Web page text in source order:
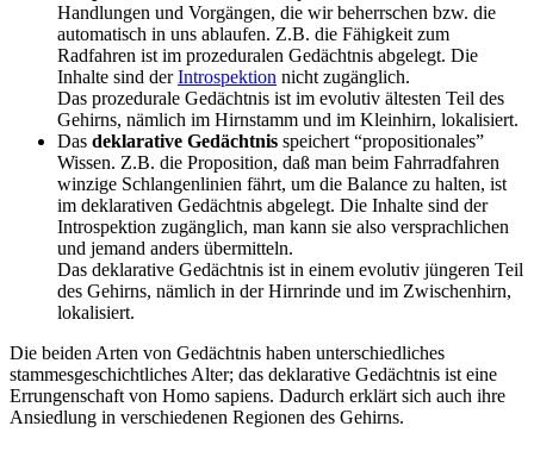
Handlungen und Vorgängen, die wir beherrschen bzw. die
automatisch in uns ablaufen. Z.B. die Fähigkeit zum
Radfahren ist im prozeduralen Gedächtnis abgelegt. Die
Inhalte sind derIntrospektion nicht zugänglich.
Das prozedurale Gedächtnis ist im evolutiv ältesten Teil des
Gehirns, nämlich im Hirnstamm und im Kleinhirn, lokalisiert.
Das deklarative Gedächtnis speichert “propositionales”
Wissen. Z.B. die Proposition, daß man beim Fahrradfahren
winzige Schlangenlinien fährt, um die Balance zu halten, ist
im deklarativen Gedächtnis abgelegt. Die Inhalte sind der
Introspektion zugänglich, man kann sie also versprachlichen
und jemand anders übermitteln.
Das deklarative Gedächtnis ist in einem evolutiv jüngeren Teil
des Gehirns, nämlich in der Hirnrinde und im Zwischenhirn,
lokalisiert.
Die beiden Arten von Gedächtnis haben unterschiedliches
stammesgeschichtliches Alter; das deklarative Gedächtnis ist eine
Errungenschaft von Homo sapiens. Dadurch erklärt sich auch ihre
Ansiedlung in verschiedenen Regionen des Gehirns.